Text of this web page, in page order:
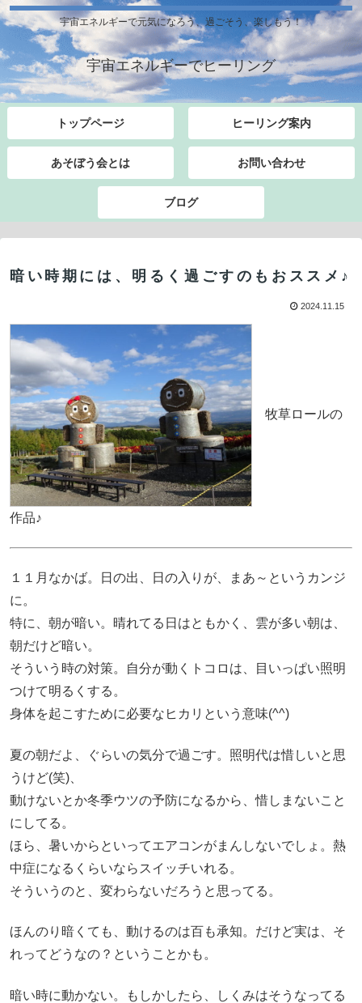
宇宙エネルギーで元気になろう、過ごそう、楽しもう！
宇宙エネルギーでヒーリング
トップページ ヒーリング案内
あそぼう会とは お問い合わせ
ブログ
暗い時期には、明るく過ごすのもおススメ♪
2024.11.15
牧草ロールの
作品♪
１１月なかば。日の出、日の入りが、まあ～というカンジ
に。
特に、朝が暗い。晴れてる日はともかく、雲が多い朝は、
朝だけど暗い。
そういう時の対策。自分が動くトコロは、目いっぱい照明
つけて明るくする。
身体を起こすために必要なヒカリという意味(^^)
夏の朝だよ、ぐらいの気分で過ごす。照明代は惜しいと思
うけど(笑)、
動けないとか冬季ウツの予防になるから、惜しまないこと
にしてる。
ほら、暑いからといってエアコンがまんしないでしょ。熱
中症になるくらいならスイッチいれる。
そういうのと、変わらないだろうと思ってる。
ほんのり暗くても、動けるのは百も承知。だけど実は、そ
れってどうなの？ということかも。
暗い時に動かない。もしかしたら、しくみはそうなってる